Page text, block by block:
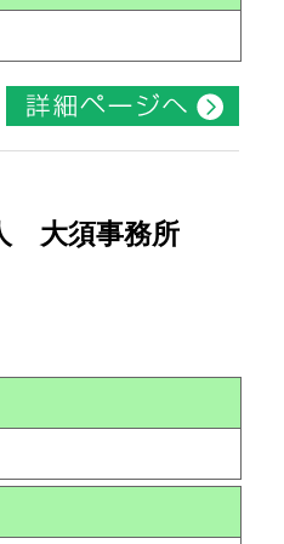
大須事務所